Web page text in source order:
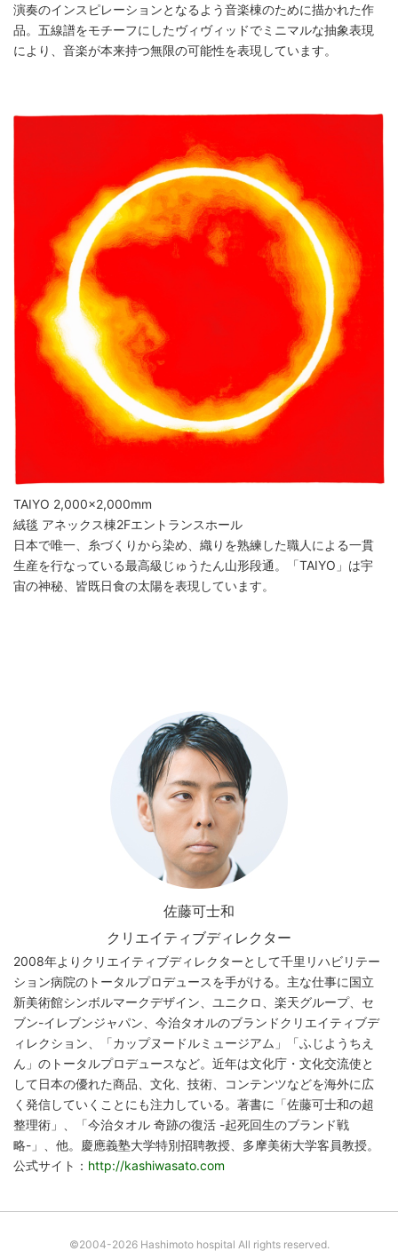
演奏のインスピレーションとなるよう音楽棟のために描かれた作
品。五線譜をモチーフにしたヴィヴィッドでミニマルな抽象表現
により、音楽が本来持つ無限の可能性を表現しています。
TAIYO 2,000×2,000mm
絨毯 アネックス棟2Fエントランスホール
日本で唯一、糸づくりから染め、織りを熟練した職人による一貫
生産を行なっている最高級じゅうたん山形段通。「TAIYO」は宇
宙の神秘、皆既日食の太陽を表現しています。
佐藤可士和
クリエイティブディレクター
2008年よりクリエイティブディレクターとして千里リハビリテー
ション病院のトータルプロデュースを手がける。主な仕事に国立
新美術館シンボルマークデザイン、ユニクロ、楽天グループ、セ
ブン-イレブンジャパン、今治タオルのブランドクリエイティブデ
ィレクション、「カップヌードルミュージアム」「ふじようちえ
ん」のトータルプロデュースなど。近年は文化庁・文化交流使と
して日本の優れた商品、文化、技術、コンテンツなどを海外に広
く発信していくことにも注力している。著書に「佐藤可士和の超
整理術」、「今治タオル 奇跡の復活 -起死回生のブランド戦
略-」、他。慶應義塾大学特別招聘教授、多摩美術大学客員教授。
公式サイト： http://kashiwasato.com
©2004-2026 Hashimoto hospital All rights reserved.